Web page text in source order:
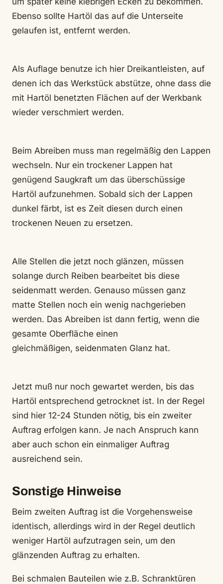
Ebenso sollte Hartöl das auf die Unterseite
gelaufen ist, entfernt werden.
Als Auflage benutze ich hier Dreikantleisten, auf
denen ich das Werkstück abstütze, ohne dass die
mit Hartöl benetzten Flächen auf der Werkbank
wieder verschmiert werden.
Beim Abreiben muss man regelmäßig den Lappen
wechseln. Nur ein trockener Lappen hat
genügend Saugkraft um das überschüssige
Hartöl aufzunehmen. Sobald sich der Lappen
dunkel färbt, ist es Zeit diesen durch einen
trockenen Neuen zu ersetzen.
Alle Stellen die jetzt noch glänzen, müssen
solange durch Reiben bearbeitet bis diese
seidenmatt werden. Genauso müssen ganz
matte Stellen noch ein wenig nachgerieben
werden. Das Abreiben ist dann fertig, wenn die
gesamte Oberfläche einen
gleichmäßigen, seidenmaten Glanz hat.
Jetzt muß nur noch gewartet werden, bis das
Hartöl entsprechend getrocknet ist. In der Regel
sind hier 12-24 Stunden nötig, bis ein zweiter
Auftrag erfolgen kann. Je nach Anspruch kann
aber auch schon ein einmaliger Auftrag
ausreichend sein.
Sonstige Hinweise
Beim zweiten Auftrag ist die Vorgehensweise
identisch, allerdings wird in der Regel deutlich
weniger Hartöl aufzutragen sein, um den
glänzenden Auftrag zu erhalten.
Bei schmalen Bauteilen wie z.B. Schranktüren